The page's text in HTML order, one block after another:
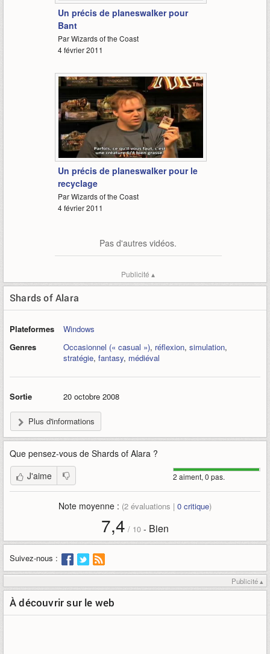
Un précis de planeswalker pour
Bant
Par Wizards of the Coast
4 février 2011
2:43
Un précis de planeswalker pour le
recyclage
Par Wizards of the Coast
4 février 2011
Pas d'autres vidéos.
Publicité ▴
Shards of Alara
Plateformes
Windows
Genres
Occasionnel (« casual »), réflexion, simulation,
stratégie, fantasy, médiéval
Sortie 20 octobre 2008
Plus d'informations
Que pensez-vous de Shards of Alara ?
2 aiment, 0 pas.
J'aime
Note moyenne : (2 évaluations | 0 critique)
7,4 / 10 - Bien
Suivez-nous :
Publicité ▴
À découvrir sur le web